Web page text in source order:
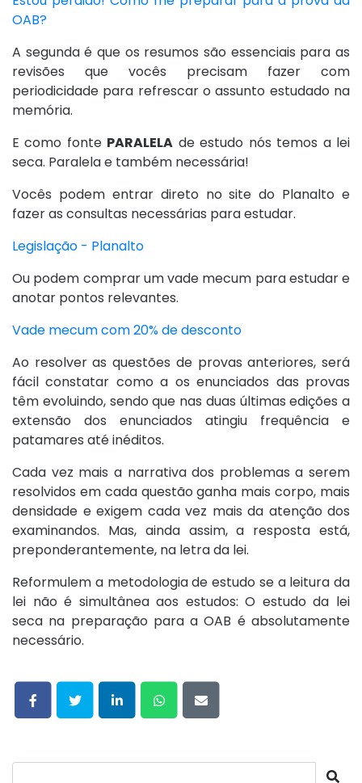
OAB?
A segunda é que os resumos são essenciais para as
revisões que vocês precisam fazer com
periodicidade para refrescar o assunto estudado na
memória.
E como fonte PARALELA de estudo nós temos a lei
seca. Paralela e também necessária!
Vocês podem entrar direto no site do Planalto e
fazer as consultas necessárias para estudar.
Legislação - Planalto
Ou podem comprar um vade mecum para estudar e
anotar pontos relevantes.
Vade mecum com 20% de desconto
Ao resolver as questões de provas anteriores, será
fácil constatar como a os enunciados das provas
têm evoluindo, sendo que nas duas últimas edições a
extensão dos enunciados atingiu frequência e
patamares até inéditos.
Cada vez mais a narrativa dos problemas a serem
resolvidos em cada questão ganha mais corpo, mais
densidade e exigem cada vez mais da atenção dos
examinandos. Mas, ainda assim, a resposta está,
preponderantemente, na letra da lei.
Reformulem a metodologia de estudo se a leitura da
lei não é simultânea aos estudos: O estudo da lei
seca na preparação para a OAB é absolutamente
necessário.